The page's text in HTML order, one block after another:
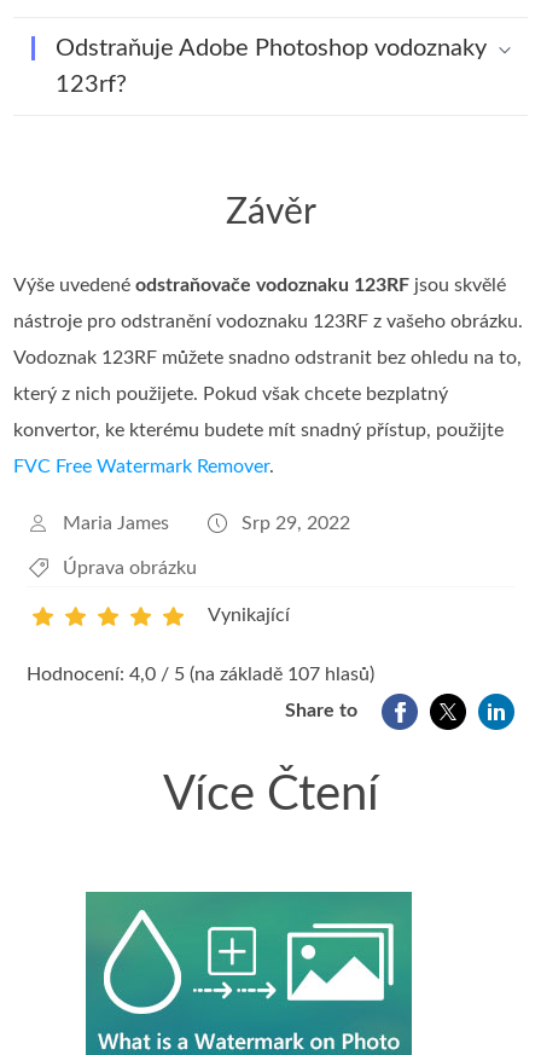
Odstraňuje Adobe Photoshop vodoznaky
123rf?
Závěr
Výše uvedenéodstraňovače vodoznaku 123RF jsou skvělé
nástroje pro odstranění vodoznaku 123RF z vašeho obrázku.
Vodoznak 123RF můžete snadno odstranit bez ohledu na to,
který z nich použijete. Pokud však chcete bezplatný
konvertor, ke kterému budete mít snadný přístup, použijte
FVC Free Watermark Remover.
Maria James Srp 29, 2022
Úprava obrázku
Vynikající
Hodnocení: 4,0 / 5 (na základě 107 hlasů)
Share to
Více Čtení